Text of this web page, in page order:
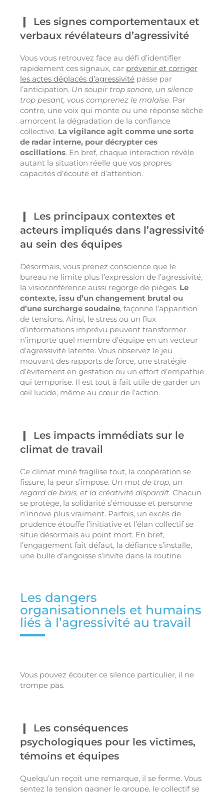
Les signes comportementaux et
verbaux révélateurs d’agressivité
Vous vous retrouvez face au défi d’identifier
rapidement ces signaux, car prévenir et corriger
les actes déplacés d’agressivité passe par
l’anticipation. Un soupir trop sonore, un silence
trop pesant, vous comprenez le malaise. Par
contre, une voix qui monte ou une réponse sèche
amorcent la dégradation de la confiance
collective. La vigilance agit comme une sorte
de radar interne, pour décrypter ces
oscillations. En bref, chaque interaction révèle
autant la situation réelle que vos propres
capacités d’écoute et d’attention.
Les principaux contextes et
acteurs impliqués dans l’agressivité
au sein des équipes
Désormais, vous prenez conscience que le
bureau ne limite plus l’expression de l’agressivité,
la visioconférence aussi regorge de pièges. Le
contexte, issu d’un changement brutal ou
d’une surcharge soudaine, façonne l’apparition
de tensions. Ainsi, le stress ou un flux
d’informations imprévu peuvent transformer
n’importe quel membre d’équipe en un vecteur
d’agressivité latente. Vous observez le jeu
mouvant des rapports de force, une stratégie
d’évitement en gestation ou un effort d’empathie
qui temporise. Il est tout à fait utile de garder un
œil lucide, même au cœur de l’action.
Les impacts immédiats sur le
climat de travail
Ce climat miné fragilise tout, la coopération se
fissure, la peur s’impose. Un mot de trop, un
regard de biais, et la créativité disparaît. Chacun
se protège, la solidarité s’émousse et personne
n’innove plus vraiment. Parfois, un excès de
prudence étouffe l’initiative et l’élan collectif se
situe désormais au point mort. En bref,
l’engagement fait défaut, la défiance s’installe,
une bulle d’angoisse s’invite dans la routine.
Les dangers
organisationnels et humains
liés à l’agressivité au travail
Vous pouvez écouter ce silence particulier, il ne
trompe pas.
Les conséquences
psychologiques pour les victimes,
témoins et équipes
Quelqu’un reçoit une remarque, il se ferme. Vous
sentez la tension gagner le groupe, le collectif se